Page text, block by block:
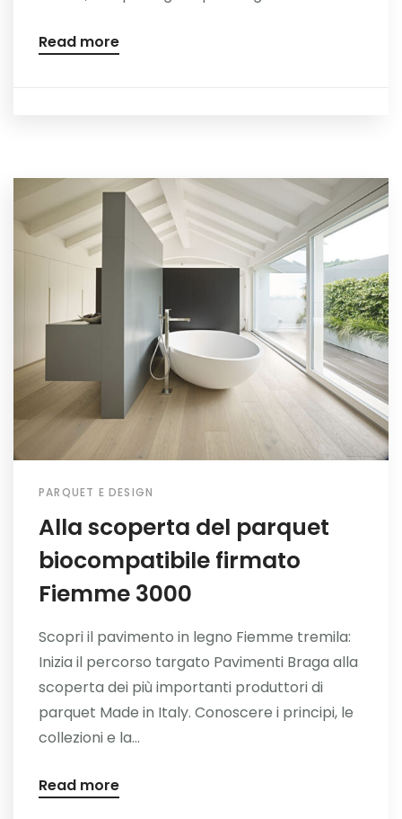
Read more
PARQUET E DESIGN
Alla scoperta del parquet
biocompatibile firmato
Fiemme 3000
Scopri il pavimento in legno Fiemme tremila:
Inizia il percorso targato Pavimenti Braga alla
scoperta dei più importanti produttori di
parquet Made in Italy. Conoscere i principi, le
collezioni e la...
Read more